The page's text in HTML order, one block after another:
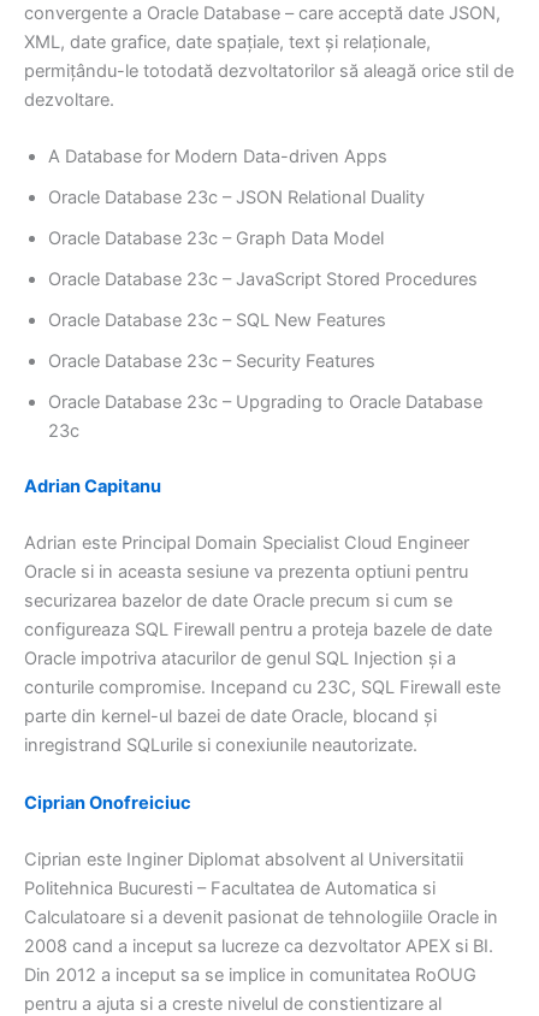
convergente a Oracle Database – care acceptă date JSON,
XML, date grafice, date spațiale, text și relaționale,
permițându-le totodată dezvoltatorilor să aleagă orice stil de
dezvoltare.
A Database for Modern Data-driven Apps
Oracle Database 23c – JSON Relational Duality
Oracle Database 23c – Graph Data Model
Oracle Database 23c – JavaScript Stored Procedures
Oracle Database 23c – SQL New Features
Oracle Database 23c – Security Features
Oracle Database 23c – Upgrading to Oracle Database
23c
Adrian Capitanu
Adrian este Principal Domain Specialist Cloud Engineer
Oracle si in aceasta sesiune va prezenta optiuni pentru
securizarea bazelor de date Oracle precum si cum se
configureaza SQL Firewall pentru a proteja bazele de date
Oracle impotriva atacurilor de genul SQL Injection și a
conturile compromise. Incepand cu 23C, SQL Firewall este
parte din kernel-ul bazei de date Oracle, blocand și
inregistrand SQLurile si conexiunile neautorizate.
Ciprian Onofreiciuc
Ciprian este Inginer Diplomat absolvent al Universitatii
Politehnica Bucuresti – Facultatea de Automatica si
Calculatoare si a devenit pasionat de tehnologiile Oracle in
2008 cand a inceput sa lucreze ca dezvoltator APEX si BI.
Din 2012 a inceput sa se implice in comunitatea RoOUG
pentru a ajuta si a creste nivelul de constientizare al